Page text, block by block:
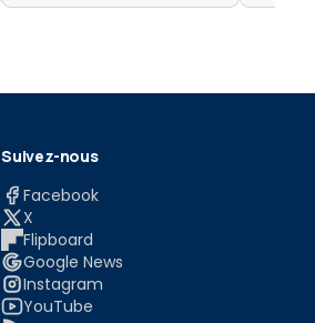
Suivez-nous
Facebook
X
Flipboard
Google News
Instagram
YouTube